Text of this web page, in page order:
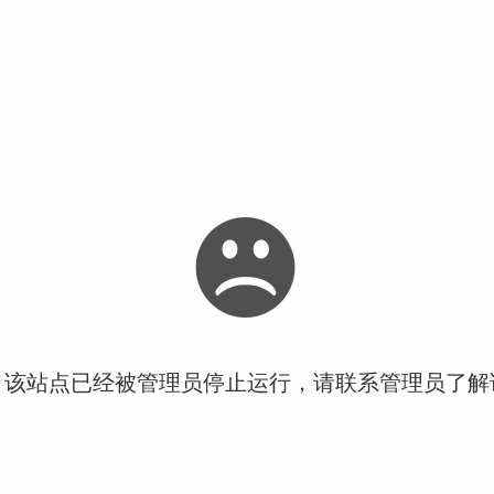
站点已经被管理员停止运行，请联系管理员了